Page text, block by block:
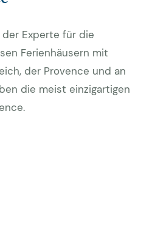
Experte für die
Ferienhäusern mit
der Provence und an
die meist einzigartigen